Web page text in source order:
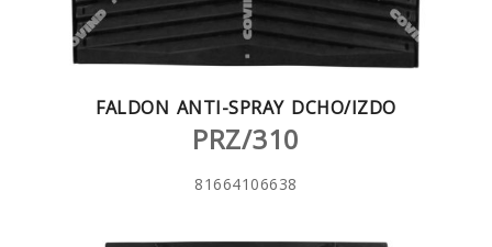
FALDON ANTI-SPRAY DCHO/IZDO
PRZ/310
81664106638